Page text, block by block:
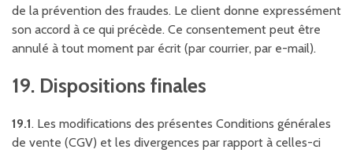
de la prévention des fraudes. Le client donne expressément
son accord à ce qui précède. Ce consentement peut être
annulé à tout moment par écrit (par courrier, par e-mail).
19. Dispositions finales
19.1. Les modifications des présentes Conditions générales
de vente (CGV) et les divergences par rapport à celles-ci